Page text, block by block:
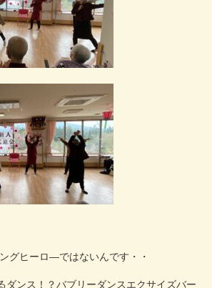
グヒーロ―ではないんです・・
ダンス！？バブリーダンスエクサイズバー